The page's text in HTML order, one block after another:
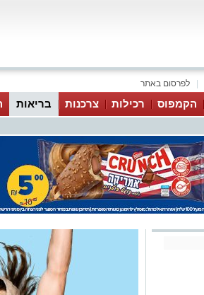
לפרסום באתר
הקמפוס רכילות צרכנות בריאות